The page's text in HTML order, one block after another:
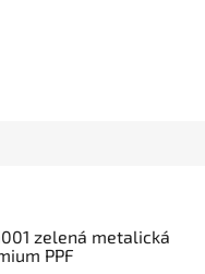
zelená metalická
PPF